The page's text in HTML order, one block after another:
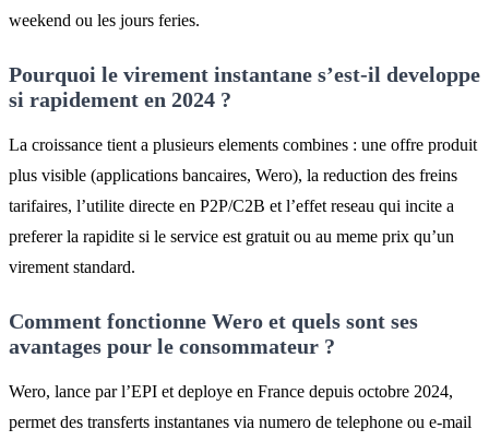
weekend ou les jours feries.
Pourquoi le virement instantane s’est-il developpe
si rapidement en 2024 ?
La croissance tient a plusieurs elements combines : une offre produit
plus visible (applications bancaires, Wero), la reduction des freins
tarifaires, l’utilite directe en P2P/C2B et l’effet reseau qui incite a
preferer la rapidite si le service est gratuit ou au meme prix qu’un
virement standard.
Comment fonctionne Wero et quels sont ses
avantages pour le consommateur ?
Wero, lance par l’EPI et deploye en France depuis octobre 2024,
permet des transferts instantanes via numero de telephone ou e-mail